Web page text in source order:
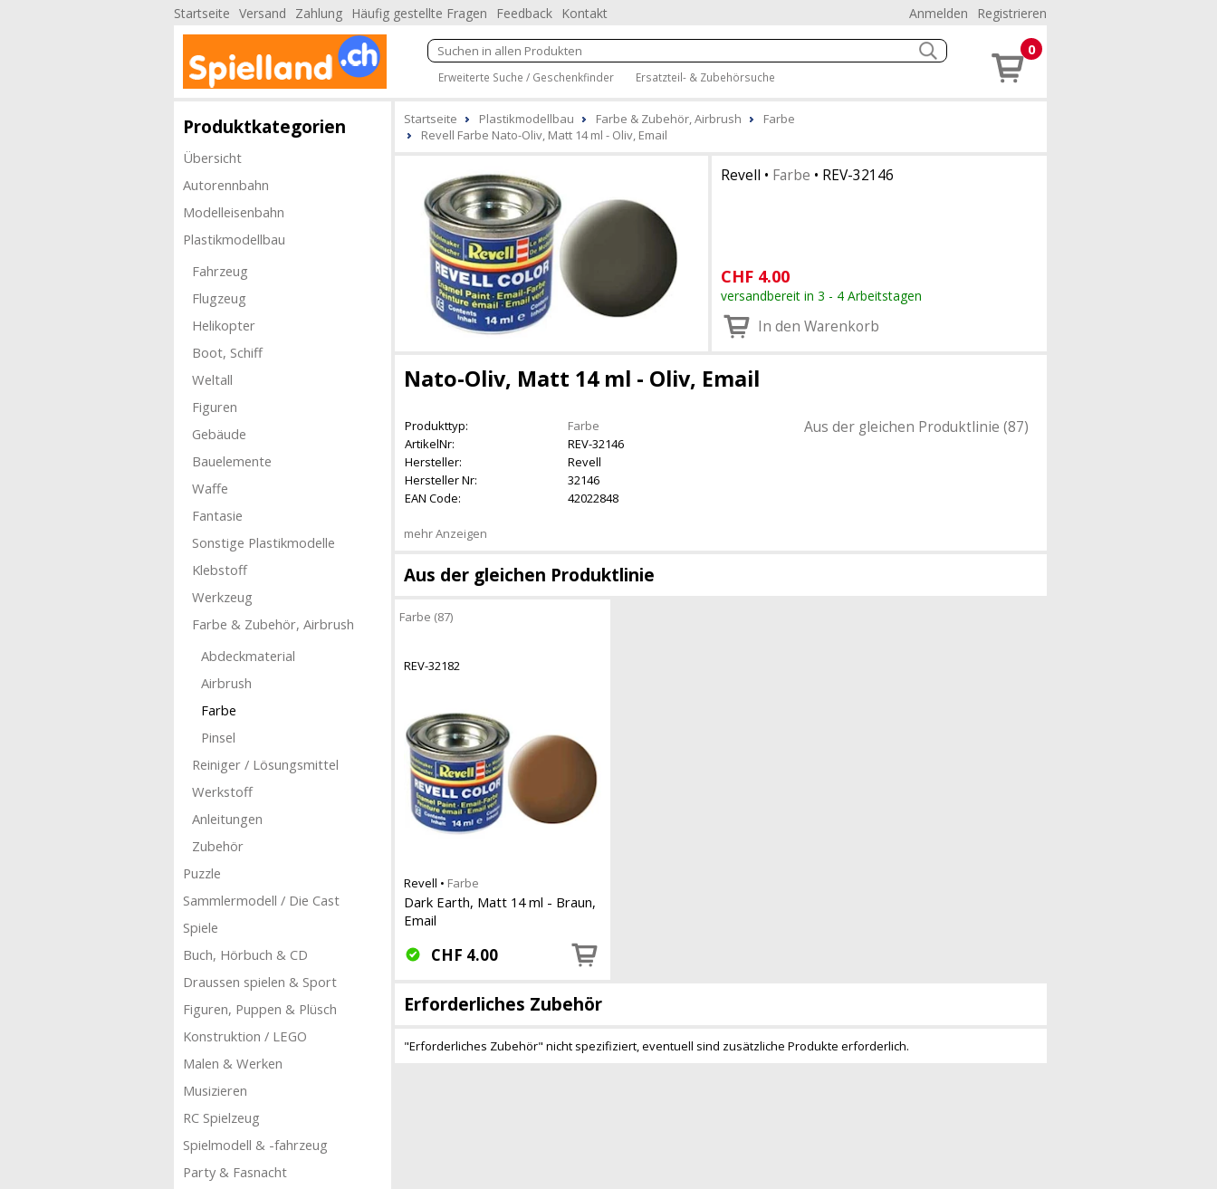
Startseite Versand Zahlung Häufig gestellte Fragen Feedback Kontakt Anmelden Registrieren
Erweiterte Suche / Geschenkfinder Ersatzteil- & Zubehörsuche
0
Produktkategorien
Übersicht
Autorennbahn
Modelleisenbahn
Plastikmodellbau
Fahrzeug
Flugzeug
Helikopter
Boot, Schiff
Weltall
Figuren
Gebäude
Bauelemente
Waffe
Fantasie
Sonstige Plastikmodelle
Klebstoff
Werkzeug
Farbe & Zubehör, Airbrush
Abdeckmaterial
Airbrush
Farbe
Pinsel
Reiniger / Lösungsmittel
Werkstoff
Anleitungen
Zubehör
Puzzle
Sammlermodell / Die Cast
Spiele
Buch, Hörbuch & CD
Draussen spielen & Sport
Figuren, Puppen & Plüsch
Konstruktion / LEGO
Malen & Werken
Musizieren
RC Spielzeug
Spielmodell & -fahrzeug
Party & Fasnacht
Startseite Plastikmodellbau Farbe & Zubehör, Airbrush
Farbe
Revell Farbe Nato-Oliv, Matt 14 ml - Oliv, Email
Revell • Farbe • REV-32146
CHF 4.00
versandbereit in 3 - 4 Arbeitstagen
In den Warenkorb
Nato-Oliv, Matt 14 ml - Oliv, Email
Produkttyp:
Farbe
ArtikelNr:
REV-32146
Hersteller:
Revell
Hersteller Nr:
32146
EAN Code:
42022848
Aus der gleichen Produktlinie (87)
mehr Anzeigen
Aus der gleichen Produktlinie
Farbe (87)
REV-32182
Revell • Farbe
Dark Earth, Matt 14 ml - Braun,
Email
CHF 4.00
Erforderliches Zubehör
"Erforderliches Zubehör" nicht spezifiziert, eventuell sind zusätzliche Produkte erforderlich.